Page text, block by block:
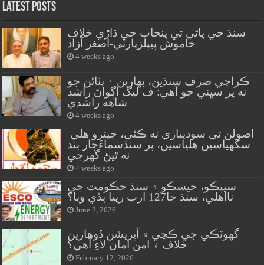
Latest Posts
سنڌ جي پاڻي تي پنجاب جي ڌاڙي خلاف
خاموش پيپلزپارٽي-اصغر آزاد
4 weeks ago
ڪراچي صرف سنڌين، بهارين ۽ پٺاڻن جو
نه پر سڀني جو آهي: ف ليگ اڳواڻ راشد
شاهه راشدي
4 weeks ago
سگهياسين هلياسين، پر سنڌسماءَچار بند
نه ٿيڻ گهرجي
4 weeks ago
سيپڪو، حيسڪو ۽ سنڌ حڪومت جي
نااهلي، سنڌ جا127 ارب رپيا ٻڏي ويا؟
June 2, 2026
گهوٽڪي جي ڪچي ۾ آپريشن ڏوهارين
خلاف ۽ امن امان لاءِ آهي؟
February 12, 2026